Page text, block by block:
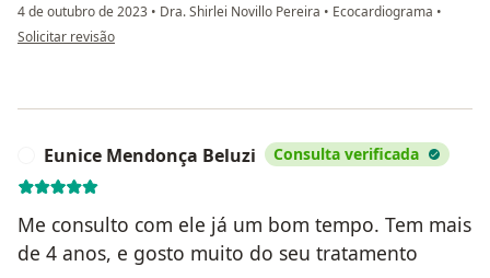
4 de outubro de 2023 • Dra. Shirlei Novillo Pereira • Ecocardiograma •
na opinião do utilizador Antonio Graciani
Solicitar revisão
Eunice Mendonça Beluzi Consulta verificada
Me consulto com ele já um bom tempo. Tem mais
de 4 anos, e gosto muito do seu tratamento